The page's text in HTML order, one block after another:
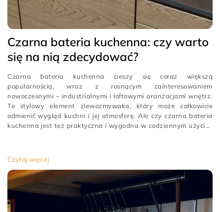
Czarna bateria kuchenna: czy warto
się na nią zdecydować?
Czarna bateria kuchenna cieszy się coraz większą
popularnością, wraz z rosnącym zainteresowaniem
nowoczesnymi – industrialnymi i loftowymi aranżacjami wnętrz.
To stylowy element zlewozmywaka, który może całkowicie
odmienić wygląd kuchni i jej atmosferę. Ale czy czarna bateria
kuchenna jest też praktyczna i wygodna w codziennym użyciu?
Czytaj więcej